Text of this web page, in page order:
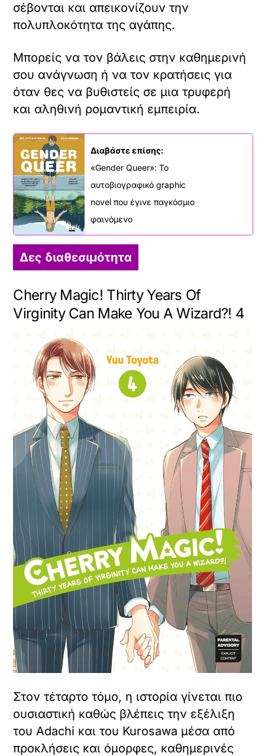
σέβονται και απεικονίζουν την
πολυπλοκότητα της αγάπης.
Μπορείς να τον βάλεις στην καθημερινή
σου ανάγνωση ή να τον κρατήσεις για
όταν θες να βυθιστείς σε μια τρυφερή
και αληθινή ρομαντική εμπειρία.
Διαβάστε επίσης:
«Gender Queer»: Το
αυτοβιογραφικό graphic
novel που έγινε παγκόσμιο
φαινόμενο
Δες διαθεσιμότητα
Cherry Magic! Thirty Years Of
Virginity Can Make You A Wizard?! 4
Στον τέταρτο τόμο, η ιστορία γίνεται πιο
ουσιαστική καθώς βλέπεις την εξέλιξη
του Adachi και του Kurosawa μέσα από
προκλήσεις και όμορφες, καθημερινές